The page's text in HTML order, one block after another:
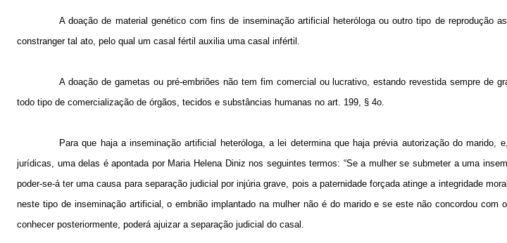
A doação de material genético com fins de inseminação artificial heteróloga ou outro tipo de reprodução
constranger tal ato, pelo qual um casal fértil auxilia uma casal infértil.
A doação de gametas ou pré-embriões não tem fim comercial ou lucrativo, estando revestida sempre de
todo tipo de comercialização de órgãos, tecidos e substâncias humanas no art. 199, § 4o.
Para que haja a inseminação artificial heteróloga, a lei determina que haja prévia autorização do marido,
jurídicas, uma delas é apontada por Maria Helena Diniz nos seguintes termos: “Se a mulher se submeter a uma
poder-se-á ter uma causa para separação judicial por injúria grave, pois a paternidade forçada atinge a integridade
neste tipo de inseminação artificial, o embrião implantado na mulher não é do marido e se este não concordou com
conhecer posteriormente, poderá ajuizar a separação judicial do casal.